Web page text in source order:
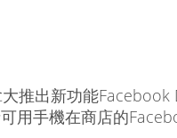
推出新功能
用手機在商店的